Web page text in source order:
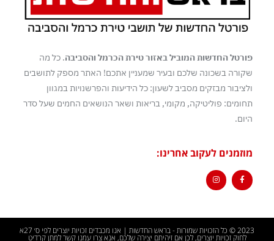
פורטל החדשות המוביל באזור טירת הכרמל והסביבה. כל מה
שקורה בשכונה שלכם ובעיר שמעניין אתכם! האתר מספק לתושבים
ולציבור מבזקים מסביב לשעון: כל הידיעות והפרשנויות במגוון
תחומים: פוליטיקה, מקומי, בריאות ושאר הנושאים החמים שעל סדר
היום.
מוזמנים לעקוב אחרינו:
2023 © כל הזכויות שמורות - בראש החדשות | אנו מכבדים זכויות יוצרים לפי ס׳ 27א
לחוק זכויות יוצרים, לכן אם זיהיתם יצירה שלכם, אנא צרו עמנו קשר למתן קרדיט